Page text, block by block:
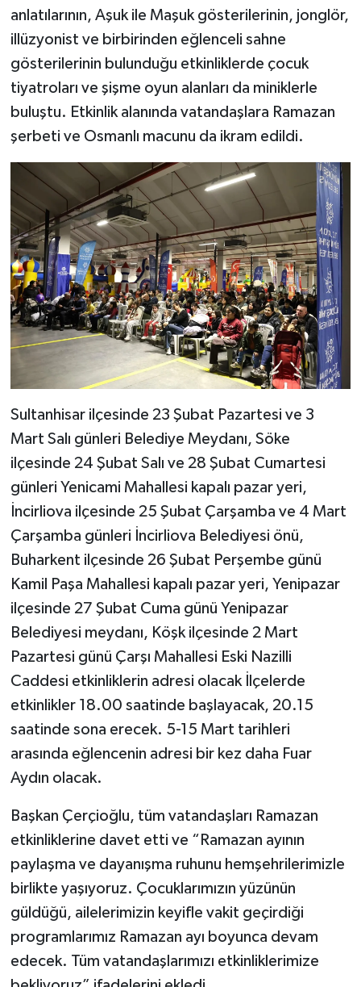
anlatılarının, Aşuk ile Maşuk gösterilerinin, jonglör,
illüzyonist ve birbirinden eğlenceli sahne
gösterilerinin bulunduğu etkinliklerde çocuk
tiyatroları ve şişme oyun alanları da miniklerle
buluştu. Etkinlik alanında vatandaşlara Ramazan
şerbeti ve Osmanlı macunu da ikram edildi.
Sultanhisar ilçesinde 23 Şubat Pazartesi ve 3
Mart Salı günleri Belediye Meydanı, Söke
ilçesinde 24 Şubat Salı ve 28 Şubat Cumartesi
günleri Yenicami Mahallesi kapalı pazar yeri,
İncirliova ilçesinde 25 Şubat Çarşamba ve 4 Mart
Çarşamba günleri İncirliova Belediyesi önü,
Buharkent ilçesinde 26 Şubat Perşembe günü
Kamil Paşa Mahallesi kapalı pazar yeri, Yenipazar
ilçesinde 27 Şubat Cuma günü Yenipazar
Belediyesi meydanı, Köşk ilçesinde 2 Mart
Pazartesi günü Çarşı Mahallesi Eski Nazilli
Caddesi etkinliklerin adresi olacak İlçelerde
etkinlikler 18.00 saatinde başlayacak, 20.15
saatinde sona erecek. 5-15 Mart tarihleri
arasında eğlencenin adresi bir kez daha Fuar
Aydın olacak.
Başkan Çerçioğlu, tüm vatandaşları Ramazan
etkinliklerine davet etti ve “Ramazan ayının
paylaşma ve dayanışma ruhunu hemşehrilerimizle
birlikte yaşıyoruz. Çocuklarımızın yüzünün
güldüğü, ailelerimizin keyifle vakit geçirdiği
programlarımız Ramazan ayı boyunca devam
edecek. Tüm vatandaşlarımızı etkinliklerimize
AYDIN
DENİZLİ
İZMİR
MANİSA
MUĞLA
UŞAK
YURT